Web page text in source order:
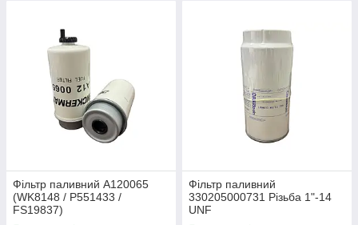
Фільтр паливний A120065
(WK8148 / P551433 /
FS19837)
Фільтр паливний
330205000731 Різьба 1"-14
UNF